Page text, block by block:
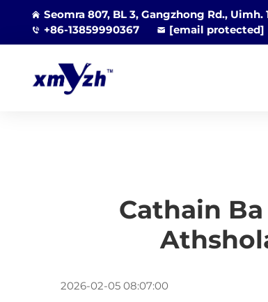
Seomra 807, BL 3, Gangzhong Rd.,
+86-13859990367
[email protected]
Cathain
2026-02-05 08:07:00